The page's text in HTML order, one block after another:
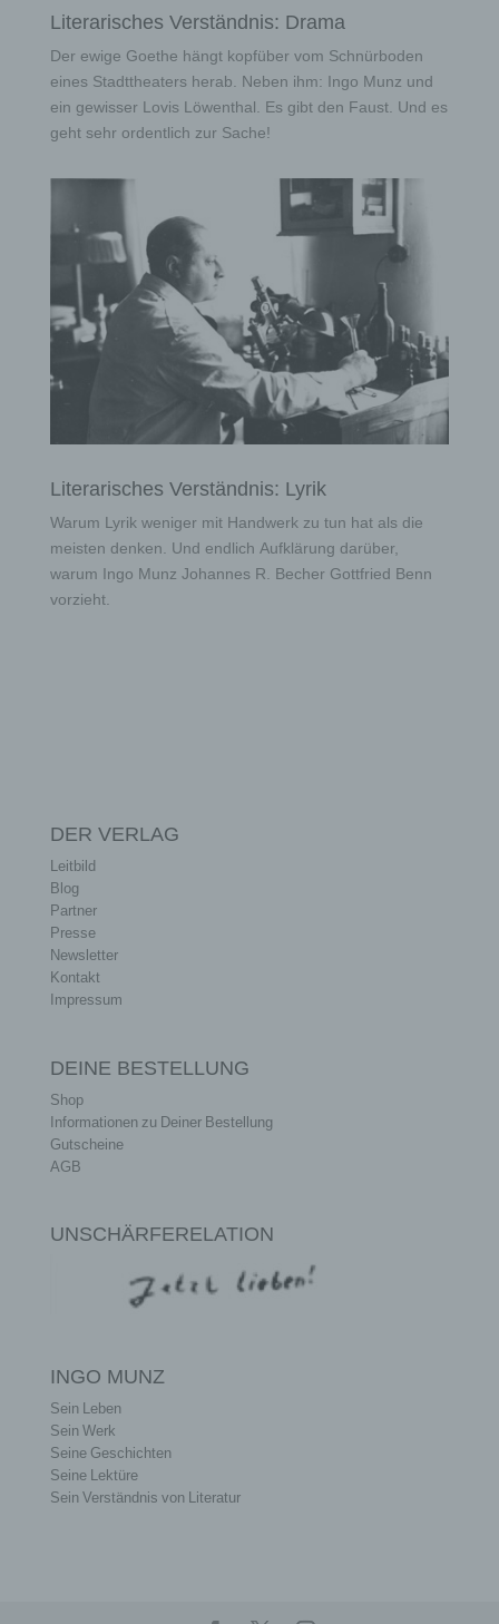
Literarisches Verständnis: Drama
Der ewige Goethe hängt kopfüber vom Schnürboden
eines Stadttheaters herab. Neben ihm: Ingo Munz und
ein gewisser Lovis Löwenthal. Es gibt den Faust. Und es
geht sehr ordentlich zur Sache!
Literarisches Verständnis: Lyrik
Warum Lyrik weniger mit Handwerk zu tun hat als die
meisten denken. Und endlich Aufklärung darüber,
warum Ingo Munz Johannes R. Becher Gottfried Benn
vorzieht.
DER VERLAG
Leitbild
Blog
Partner
Presse
Newsletter
Kontakt
Impressum
DEINE BESTELLUNG
Shop
Informationen zu Deiner Bestellung
Gutscheine
AGB
UNSCHÄRFERELATION
INGO MUNZ
Sein Leben
Sein Werk
Seine Geschichten
Seine Lektüre
Sein Verständnis von Literatur